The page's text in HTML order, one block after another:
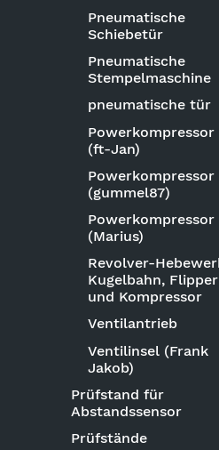
Pneumatische
Schiebetür
Pneumatische
Stempelmaschine
pneumatische tür
Powerkompressor
(ft-Jan)
Powerkompressor
(gummel87)
Powerkompressor
(Marius)
Revolver-
Kugelbahn, Flipper
und Kompressor
Ventilantrieb
Ventilinsel (Frank
Jakob)
Prüfstand für
Abstandssensor
Prüfstände